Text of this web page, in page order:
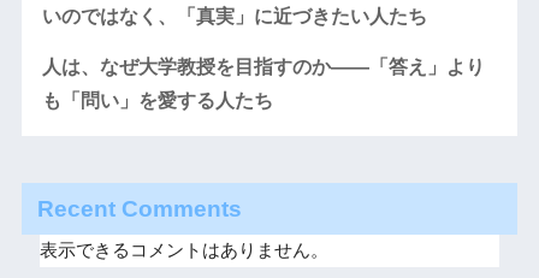
いのではなく、「真実」に近づきたい人たち
人は、なぜ大学教授を目指すのか――「答え」より
も「問い」を愛する人たち
Recent Comments
表示できるコメントはありません。